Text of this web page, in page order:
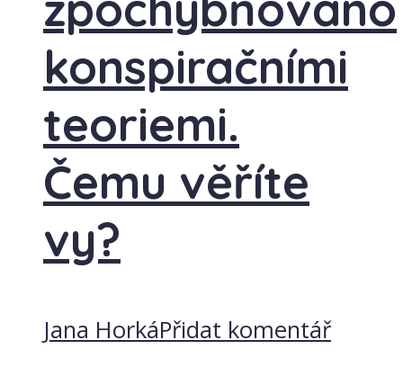
konspiračními
teoriemi.
Čemu věříte
vy?
Jana HorkáPřidat komentář